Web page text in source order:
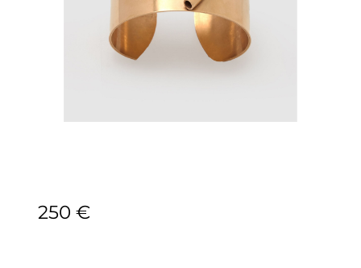
250 €